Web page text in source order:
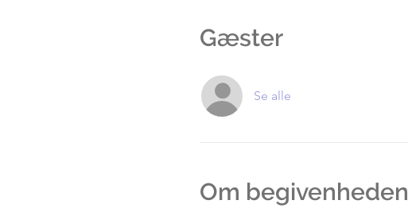
Gæster
Se alle
Om begivenheden